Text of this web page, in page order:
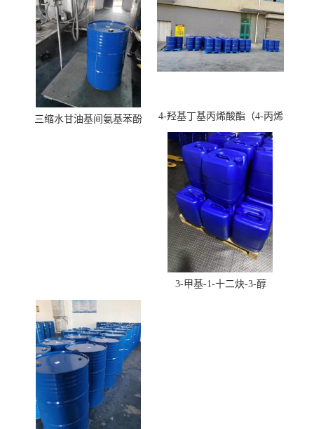
三缩水甘油基间氨基苯酚
4-羟基丁基丙烯酸酯（4-丙烯
酸羟丁酯）
3-甲基-1-十二炔-3-醇